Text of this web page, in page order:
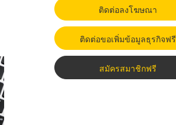
ติดต่อลงโฆษณา
ติดต่อขอเพิ่มข้อมูลธุรกิจฟรี
สมัครสมาชิกฟรี